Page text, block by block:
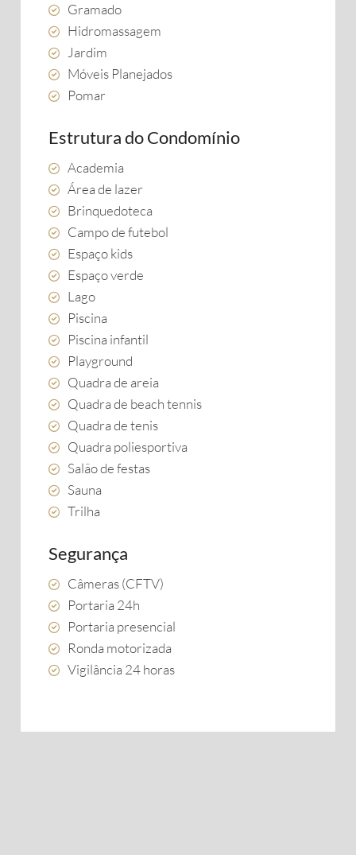
Gramado
Hidromassagem
Jardim
Móveis Planejados
Pomar
Estrutura do Condomínio
Academia
Área de lazer
Brinquedoteca
Campo de futebol
Espaço kids
Espaço verde
Lago
Piscina
Piscina infantil
Playground
Quadra de areia
Quadra de beach tennis
Quadra de tenis
Quadra poliesportiva
Salão de festas
Sauna
Trilha
Segurança
Câmeras (CFTV)
Portaria 24h
Portaria presencial
Ronda motorizada
Vigilância 24 horas